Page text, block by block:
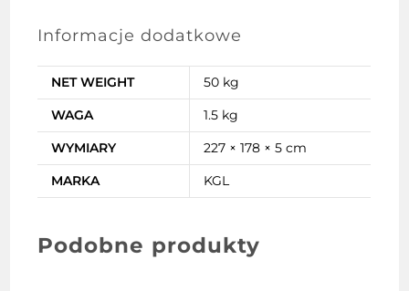
Informacje dodatkowe
NET WEIGHT
50 kg
WAGA
1.5 kg
WYMIARY
227 × 178 × 5 cm
MARKA
KGL
Podobne produkty